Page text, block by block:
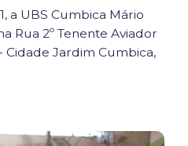
a UBS Cumbica Mário
Rua 2º Tenente Aviador
Cidade Jardim Cumbica,